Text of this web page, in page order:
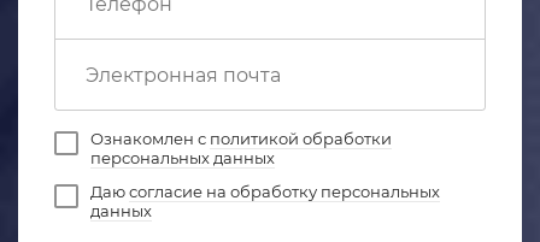
Ознакомлен с политикой обработки
персональных данных
Даюсогласие на обработку персональных
данных